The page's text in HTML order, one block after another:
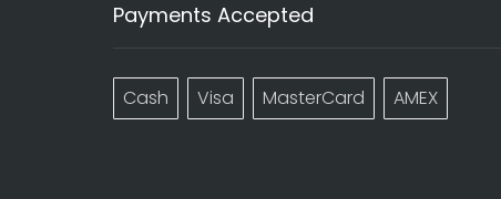
Payments Accepted
Cash Visa MasterCard AMEX